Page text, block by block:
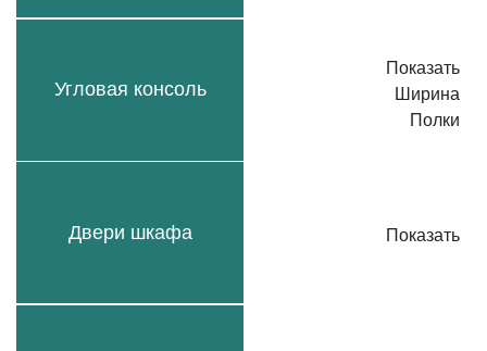
Угловая консоль
Двери шкафа
Показать
Ширина
Полки
Показать